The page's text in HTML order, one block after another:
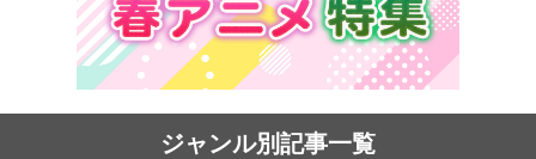
ジャンル別記事一覧